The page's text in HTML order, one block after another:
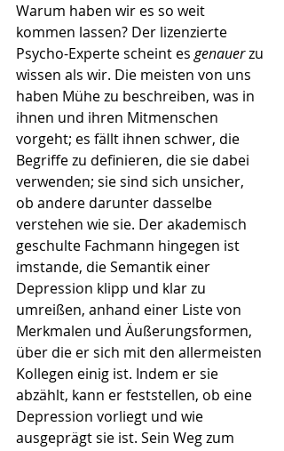
Warum haben wir es so weit
kommen lassen? Der lizenzierte
Psycho-Experte scheint es genauer zu
wissen als wir. Die meisten von uns
haben Mühe zu beschreiben, was in
ihnen und ihren Mitmenschen
vorgeht; es fällt ihnen schwer, die
Begriffe zu definieren, die sie dabei
verwenden; sie sind sich unsicher,
ob andere darunter dasselbe
verstehen wie sie. Der akademisch
geschulte Fachmann hingegen ist
imstande, die Semantik einer
Depression klipp und klar zu
umreißen, anhand einer Liste von
Merkmalen und Äußerungsformen,
über die er sich mit den allermeisten
Kollegen einig ist. Indem er sie
abzählt, kann er feststellen, ob eine
Depression vorliegt und wie
ausgeprägt sie ist. Sein Weg zum